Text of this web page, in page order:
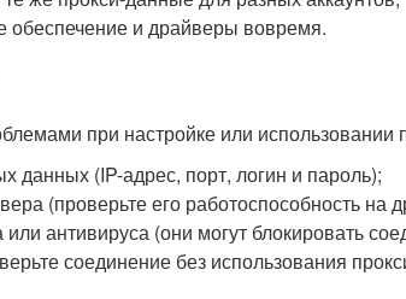
обеспечение и драйверы вовремя.
при настройке или
данных (IP-адрес, порт, логин и пароль);
(проверьте его работоспособность на
антивируса (они могут блокировать
соединение без использования